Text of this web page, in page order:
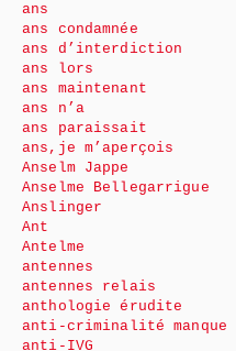
ans
ans condamnée
ans d’interdiction
ans lors
ans maintenant
ans n’a
ans paraissait
ans,je m’aperçois
Anselm Jappe
Anselme Bellegarrigue
Anslinger
Ant
Antelme
antennes
antennes relais
anthologie érudite
anti-criminalité manque
anti-IVG